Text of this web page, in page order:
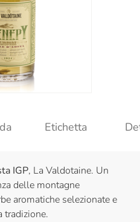
Etichetta
IGP, La Valdotaine. Un
delle montagne
aromatiche selezionate e
tradizione.